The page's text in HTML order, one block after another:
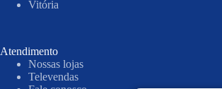
Vitória
Atendimento
Nossas lojas
Televendas